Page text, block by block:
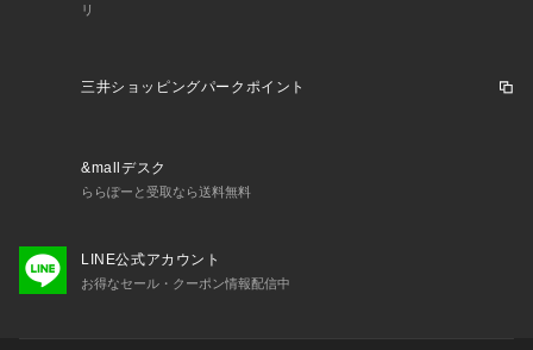
リ
三井ショッピングパークポイント
&mallデスク
ららぽーと受取なら送料無料
LINE公式アカウント
お得なセール・クーポン情報配信中